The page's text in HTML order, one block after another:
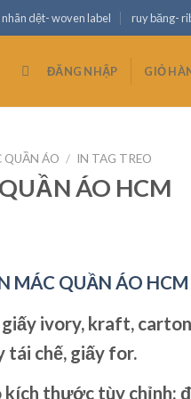
nhãn dệt- woven label ruy băng-
ĐĂNG NHẬP GIỎ
QUẦN ÁO / IN TAG TREO
ÁO HCM
MÁC QUẦN ÁO HCM
ivory, kraft,
tái chế, giấy for.
kích thước tùy chỉnh: